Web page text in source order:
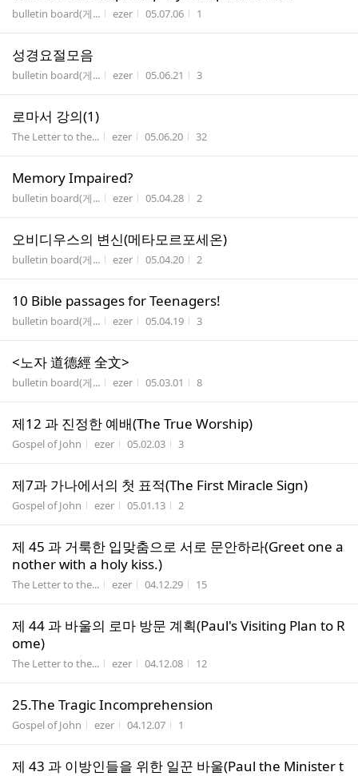
게시판명
bulletin board(게... 작성자
ezer 작성시간
05.07.06 조회수
1
성경요절모음
게시판명
bulletin board(게... 작성자
ezer 작성시간
05.06.21 조회수
3
로마서 강의(1)
게시판명
The Letter to the... 작성자
ezer 작성시간
05.06.20 조회수
32
Memory Impaired?
게시판명
bulletin board(게... 작성자
ezer 작성시간
05.04.28 조회수
2
오비디우스의 변신(메타모르포세온)
게시판명
bulletin board(게... 작성자
ezer 작성시간
05.04.20 조회수
2
10 Bible passages for Teenagers!
게시판명
bulletin board(게... 작성자
ezer 작성시간
05.04.19 조회수
3
<노자 道德經 全文>
게시판명
bulletin board(게... 작성자
ezer 작성시간
05.03.01 조회수
8
제12 과 진정한 예배(The True Worship)
게시판명
Gospel of John 작성자
ezer 작성시간
05.02.03 조회수
3
제7과 가나에서의 첫 표적(The First Miracle Sign)
게시판명
Gospel of John 작성자
ezer 작성시간
05.01.13 조회수
2
제 45 과 거룩한 입맞춤으로 서로 문안하라(Greet one a
nother with a holy kiss.)
게시판명
The Letter to the... 작성자
ezer 작성시간
04.12.29 조회수
15
제 44 과 바울의 로마 방문 계획(Paul's Visiting Plan to R
ome)
게시판명
The Letter to the... 작성자
ezer 작성시간
04.12.08 조회수
12
25.The Tragic Incomprehension
게시판명
Gospel of John 작성자
ezer 작성시간
04.12.07 조회수
1
제 43 과 이방인들을 위한 일꾼 바울(Paul the Minister t